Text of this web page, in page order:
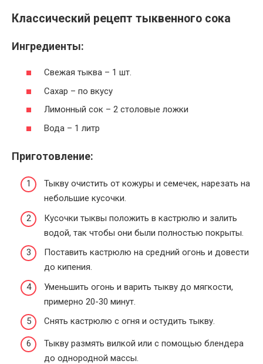
Классический рецепт тыквенного сока
Ингредиенты:
Свежая тыква – 1 шт.
Сахар – по вкусу
Лимонный сок – 2 столовые ложки
Вода – 1 литр
Приготовление:
Тыкву очистить от кожуры и семечек, нарезать на
небольшие кусочки.
Кусочки тыквы положить в кастрюлю и залить
водой, так чтобы они были полностью покрыты.
Поставить кастрюлю на средний огонь и довести
до кипения.
Уменьшить огонь и варить тыкву до мягкости,
примерно 20-30 минут.
Снять кастрюлю с огня и остудить тыкву.
Тыкву размять вилкой или с помощью блендера
до однородной массы.